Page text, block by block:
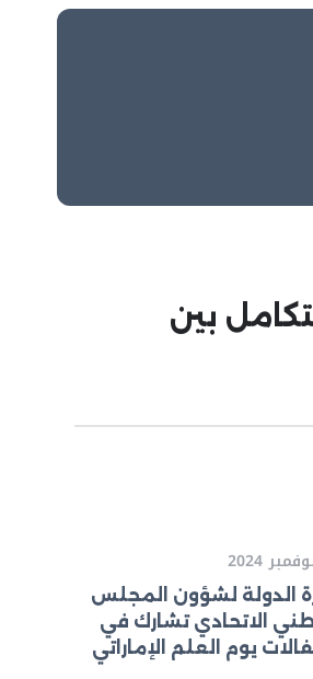
بين
الدولة لشؤون المجلس
الاتحادي تشارك في
يوم العلم الإماراتي